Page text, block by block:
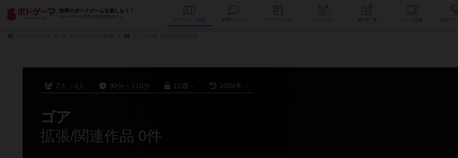
世界のボードゲームを楽しもう！
ボードゲーム専門の総合情報サイト
データベース コミュニティ
2人～4人 90分～110分 12歳～ 2004年～
ゴア
拡張/関連作品 0件